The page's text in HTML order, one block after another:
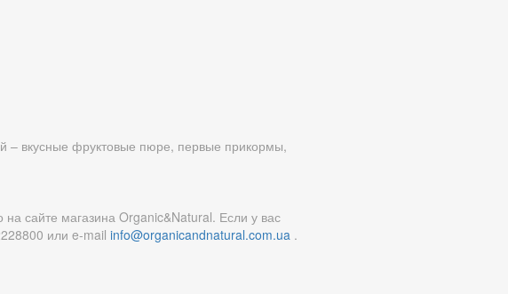
– вкусные фруктовые пюре, первые прикормы,
сайте магазина Organic&Natural. Если у вас
или e-mail info@organicandnatural.com.ua .